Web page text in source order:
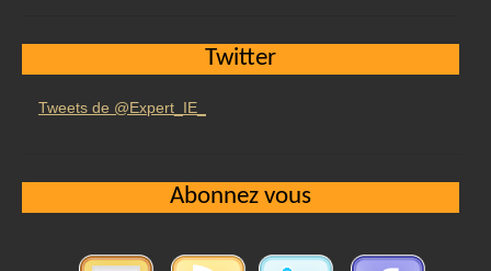
Twitter
Tweets de @Expert_IE_
Abonnez vous